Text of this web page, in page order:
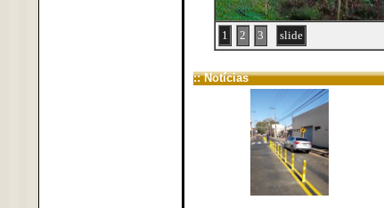
1 2 3 slide
:: Notícias